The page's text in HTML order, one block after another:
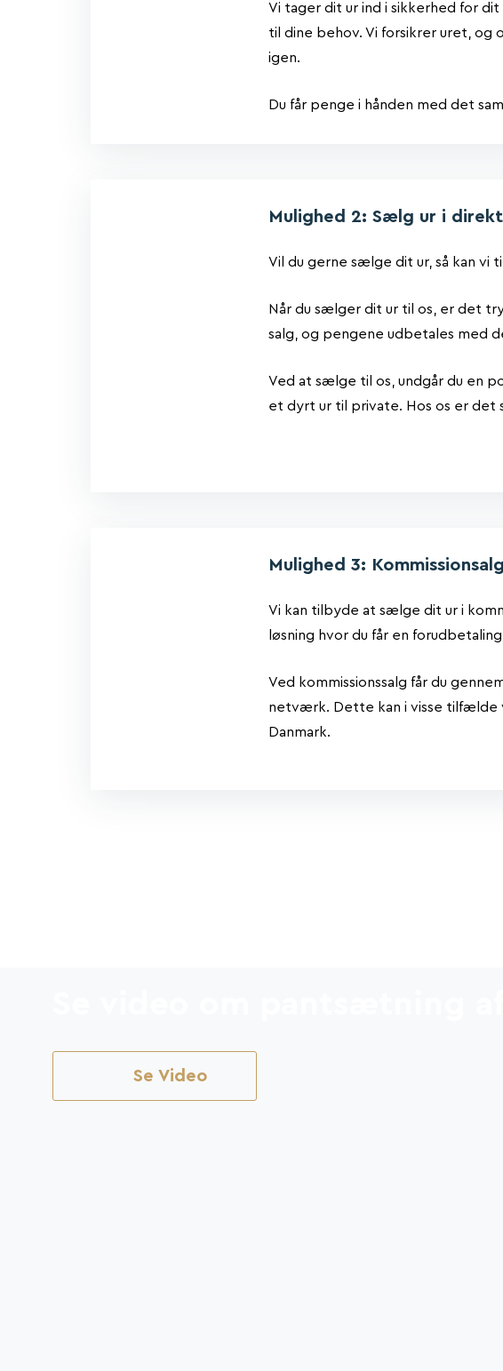
Vi tager dit ur ind i sikkerhed for
til dine behov. Vi forsikrer uret, og
igen.
Du får penge i hånden med det
Mulighed 2: Sælg ur i
Vil du gerne sælge dit ur, så kan vi
Når du sælger dit ur til os, er det
salg, og pengene udbetales med
Ved at sælge til os, undgår du en
et dyrt ur til private. Hos os er det
Mulighed 3:
Vi kan tilbyde at sælge dit ur i
løsning hvor du får en
Ved kommissionssalg får du
netværk. Dette kan i visse tilfælde
Danmark.
Se Video